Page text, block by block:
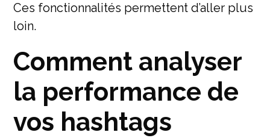
Ces fonctionnalités permettent d’aller plus
loin.
Comment analyser
la performance de
vos hashtags